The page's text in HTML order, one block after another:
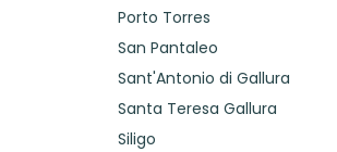
Porto Torres
San Pantaleo
Sant'Antonio di Gallura
Santa Teresa Gallura
Siligo